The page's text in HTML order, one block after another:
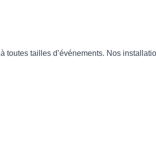
tailles d’événements. Nos